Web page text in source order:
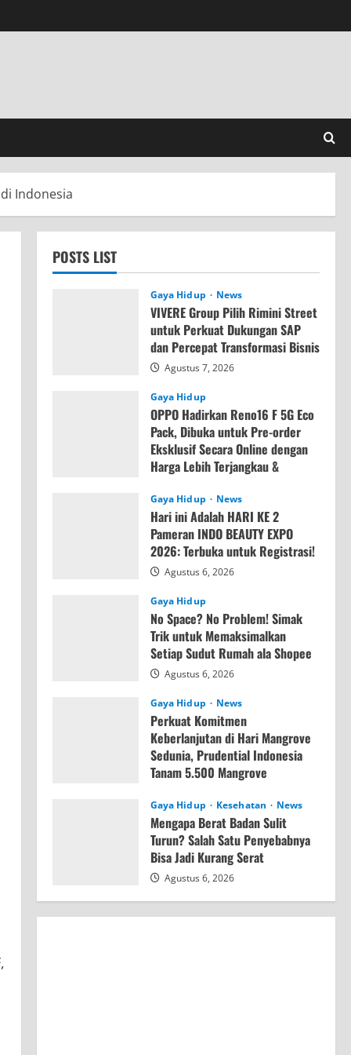
Indonesia
POSTS LIST
Gaya Hidup News
VIVERE Group Pilih Rimini Street
untuk Perkuat Dukungan SAP
dan Percepat Transformasi Bisnis
Agustus 7, 2026
Gaya Hidup
OPPO Hadirkan Reno16 F 5G Eco
Pack, Dibuka untuk Pre-order
Eksklusif Secara Online dengan
Harga Lebih Terjangkau &
Agustus 7, 2026
Gaya Hidup News
Hari ini Adalah HARI KE 2
Pameran INDO BEAUTY EXPO
2026: Terbuka untuk Registrasi!
Agustus 6, 2026
Gaya Hidup
No Space? No Problem! Simak
Trik untuk Memaksimalkan
Setiap Sudut Rumah ala Shopee
Agustus 6, 2026
Gaya Hidup News
Perkuat Komitmen
Keberlanjutan di Hari Mangrove
Sedunia, Prudential Indonesia
Tanam 5.500 Mangrove
Gaya Hidup
Kesehatan News
Mengapa Berat Badan Sulit
Turun? Salah Satu Penyebabnya
Bisa Jadi Kurang Serat
Agustus 6, 2026